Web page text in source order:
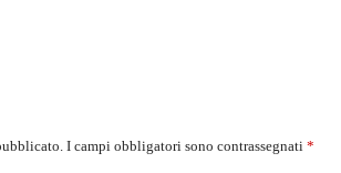
I campi obbligatori sono contrassegnati *